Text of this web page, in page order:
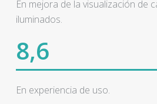
En mejora de la visualización de
iluminados.
8,6
En experiencia de uso.